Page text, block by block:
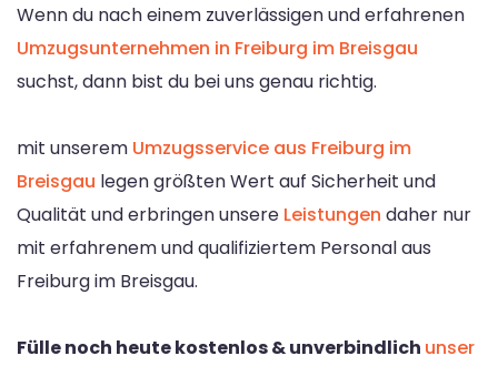
Wenn du nach einem zuverlässigen und erfahrenen
Umzugsunternehmen in Freiburg im Breisgau
suchst, dann bist du bei uns genau richtig.
mit unserem Umzugsservice aus Freiburg im
Breisgau legen größten Wert auf Sicherheit und
Qualität und erbringen unsere Leistungen daher nur
mit erfahrenem und qualifiziertem Personal aus
Freiburg im Breisgau.
Fülle noch heute kostenlos & unverbindlich unser